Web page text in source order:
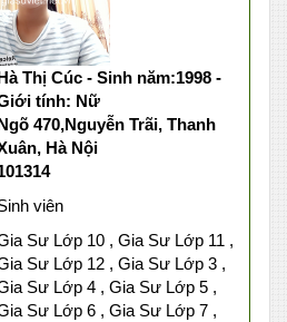
Thị Cúc - Sinh năm:1998 -
tính: Nữ
470,Nguyễn Trãi, Thanh
Hà Nội
viên
Sư Lớp 10 , Gia Sư Lớp 11 ,
Sư Lớp 12 , Gia Sư Lớp 3 ,
Sư Lớp 4 , Gia Sư Lớp 5 ,
Sư Lớp 6 , Gia Sư Lớp 7 ,